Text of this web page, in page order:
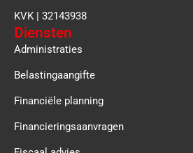
KVK | 32143938
Diensten
Administraties
Belastingaangifte
Financiële planning
Financieringsaanvragen